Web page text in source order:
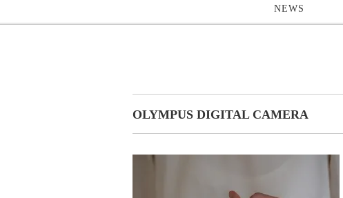
NEWS
OLYMPUS DIGITAL CAMERA